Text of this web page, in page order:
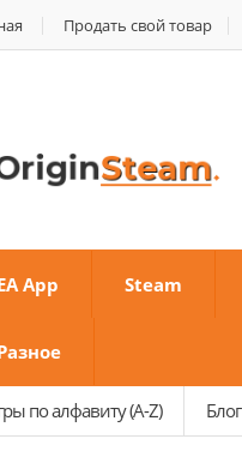
Продать свой товар
App Steam
по алфавиту (A-Z) Блог